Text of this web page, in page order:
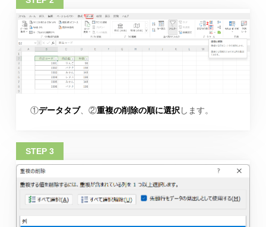
①データタブ、②重複の削除の順に選択 します。